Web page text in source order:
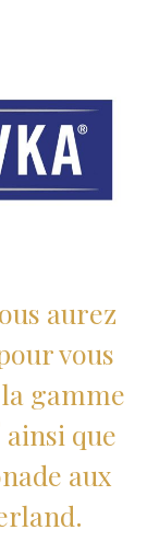
aurez
vous
gamme
ainsi que
aux